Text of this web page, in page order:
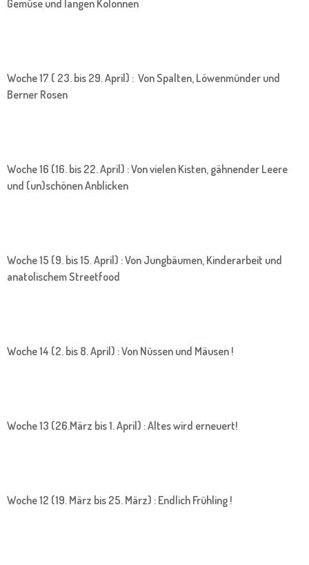
Gemüse und langen Kolonnen
Woche 17 ( 23. bis 29. April) : Von Spalten, Löwenmünder und
Berner Rosen
Woche 16 (16. bis 22. April) : Von vielen Kisten, gähnender Leere
und (un)schönen Anblicken
Woche 15 (9. bis 15. April) : Von Jungbäumen, Kinderarbeit und
anatolischem Streetfood
Woche 14 (2. bis 8. April) : Von Nüssen und Mäusen !
Woche 13 (26.März bis 1. April) : Altes wird erneuert!
Woche 12 (19. März bis 25. März) : Endlich Frühling !